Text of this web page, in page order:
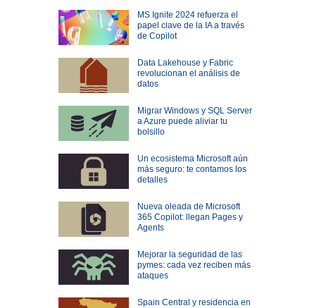
MS Ignite 2024 refuerza el
papel clave de la IA a través
de Copilot
Data Lakehouse y Fabric
revolucionan el análisis de
datos
Migrar Windows y SQL Server
a Azure puede aliviar tu
bolsillo
Un ecosistema Microsoft aún
más seguro: te contamos los
detalles
Nueva oleada de Microsoft
365 Copilot: llegan Pages y
Agents
Mejorar la seguridad de las
pymes: cada vez reciben más
ataques
Spain Central y residencia en